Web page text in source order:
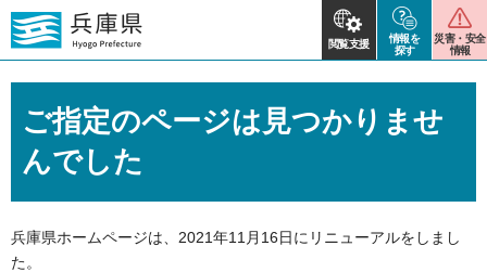
閲覧支援
情報を
探す
災害・安全
情報
ご指定のページは見つかりませ
んでした
兵庫県ホームページは、2021年11月16日にリニューアルをしまし
た。